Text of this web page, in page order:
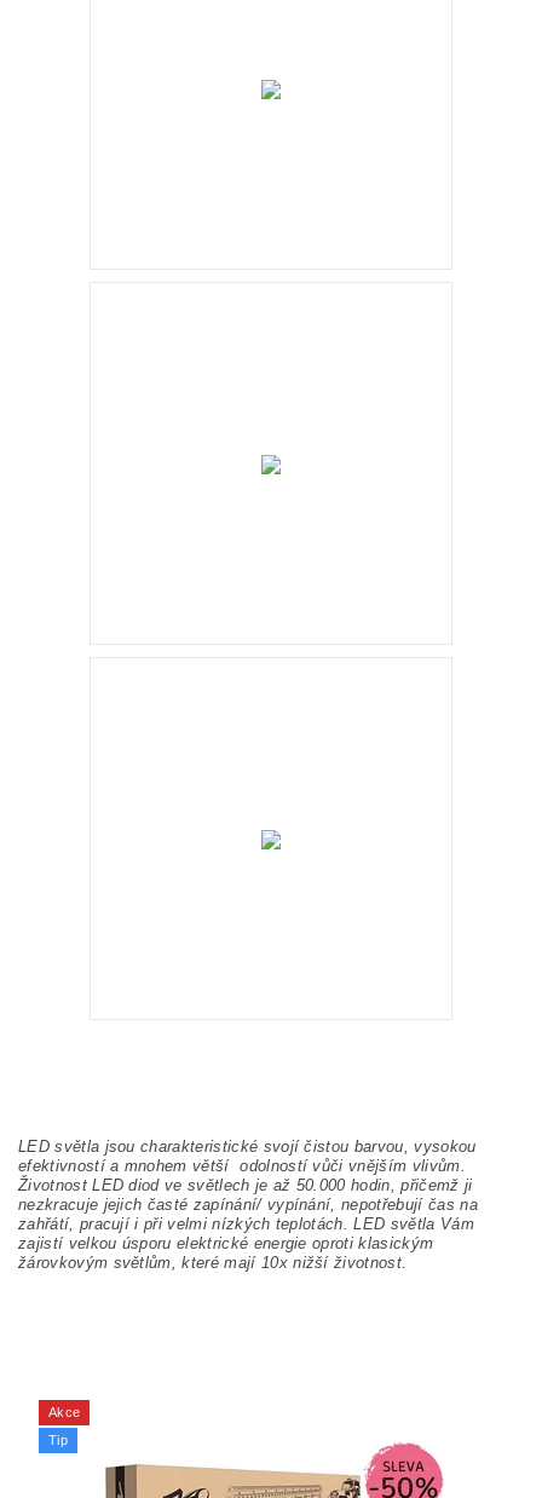
LED světla jsou charakteristické svojí čistou barvou, vysokou
efektivností a mnohem větší odolností vůči vnějším vlivům.
Životnost LED diod ve světlech je až 50.000 hodin, přičemž ji
nezkracuje jejich časté zapínání/ vypínání, nepotřebují čas na
zahřátí, pracují i při velmi nízkých teplotách. LED světla Vám
zajistí velkou úsporu elektrické energie oproti klasickým
žárovkovým světlům, které mají 10x nižší životnost.
Akce
Tip